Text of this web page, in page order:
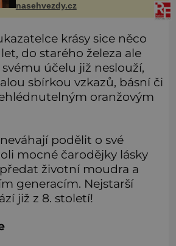
nasehvezdy.cz
krásy sice něco
do starého železa ale
účelu již neslouží,
sbírkou vzkazů, básní či
oranžovým
podělit o své
mocné čarodějky lásky
životní moudra a
generacím. Nejstarší
již z 8. století!